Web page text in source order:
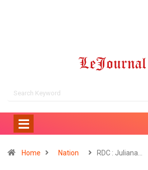
Home Nation RDC : Juliana…